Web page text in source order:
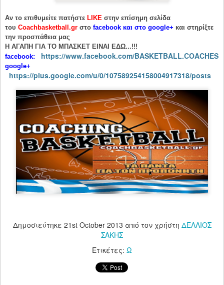
Αν το επιθυμείτε πατήστε LIKE στην επίσημη σελίδα
του Coachbasketball.gr στο facebook και στο google+ και στηρίξτε
την προσπάθεια μας
H ΑΓΑΠΗ ΓΙΑ ΤΟ ΜΠΑΣΚΕΤ ΕΙΝΑΙ ΕΔΩ...!!!
facebook: https://www.facebook.com/BASKETBALL.COACHES
google+
https://plus.google.com/u/0/107589254158004917318/posts
Δημοσιεύτηκε 21st October 2013 από τον χρήστη ΔΕΛΛΙΟΣ
ΣΑΚΗΣ
Ετικέτες: Ω